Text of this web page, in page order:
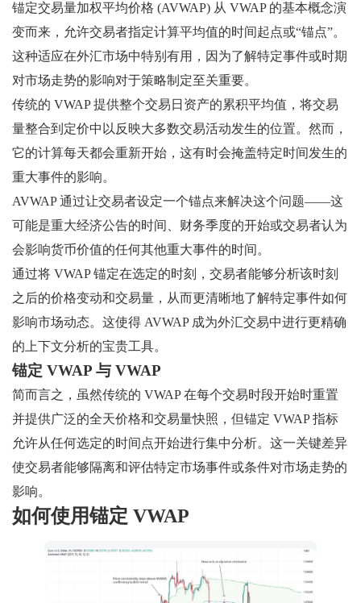
锚定交易量加权平均价格 (AVWAP) 从 VWAP 的基本概念演
变而来，允许交易者指定计算平均值的时间起点或“锚点”。
这种适应在外汇市场中特别有用，因为了解特定事件或时期
对市场走势的影响对于策略制定至关重要。
传统的 VWAP 提供整个交易日资产的累积平均值，将交易
量整合到定价中以反映大多数交易活动发生的位置。然而，
它的计算每天都会重新开始，这有时会掩盖特定时间发生的
重大事件的影响。
AVWAP 通过让交易者设定一个锚点来解决这个问题——这
可能是重大经济公告的时间、财务季度的开始或交易者认为
会影响货币价值的任何其他重大事件的时间。
通过将 VWAP 锚定在选定的时刻，交易者能够分析该时刻
之后的价格变动和交易量，从而更清晰地了解特定事件如何
影响市场动态。这使得 AVWAP 成为外汇交易中进行更精确
的上下文分析的宝贵工具。
锚定 VWAP 与 VWAP
简而言之，虽然传统的 VWAP 在每个交易时段开始时重置
并提供广泛的全天价格和交易量快照，但锚定 VWAP 指标
允许从任何选定的时间点开始进行集中分析。这一关键差异
使交易者能够隔离和评估特定市场事件或条件对市场走势的
影响。
如何使用锚定 VWAP